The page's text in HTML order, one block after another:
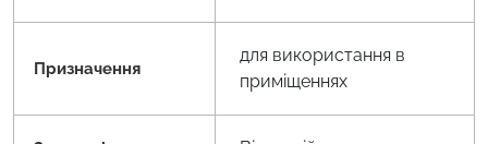
Призначення
для використання в
приміщеннях